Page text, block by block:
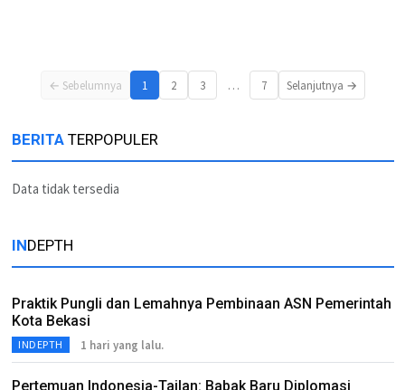
← Sebelumnya 1 2 3 … 7 Selanjutnya →
BERITA TERPOPULER
Data tidak tersedia
INDEPTH
Praktik Pungli dan Lemahnya Pembinaan ASN Pemerintah
Kota Bekasi
INDEPTH 1 hari yang lalu.
Pertemuan Indonesia-Tailan: Babak Baru Diplomasi